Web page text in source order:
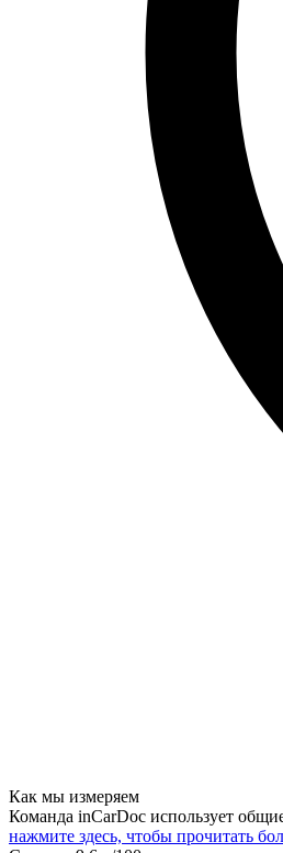
Как мы измеряем
Команда inCarDoc использует
нажмите здесь, чтобы прочитать